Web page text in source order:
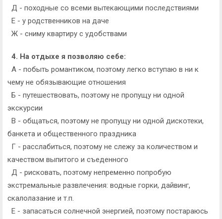
Д - походные со всеми вытекающими последствиями
Е - у родственников на даче
Ж - сниму квартиру с удобствами
4. На отдыхе я позволяю себе:
А - побыть романтиком, поэтому легко вступаю в ни к
чему не обязывающие отношения
Б - путешествовать, поэтому не пропущу ни одной
экскурсии
В - общаться, поэтому не пропущу ни одной дискотеки,
банкета и общественного праздника
Г - расслабиться, поэтому не слежу за количеством и
качеством выпитого и съеденного
Д - рисковать, поэтому непременно попробую
экстремальные развлечения: водные горки, дайвинг,
скалолазание и т.п.
Е - запасаться солнечной энергией, поэтому постараюсь